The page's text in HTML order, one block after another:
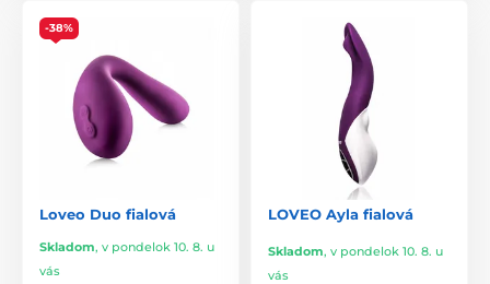
-38%
Loveo Duo fialová
Skladom, v pondelok 10. 8. u
vás
LOVEO Ayla fialová
Skladom, v pondelok 10. 8. u
vás